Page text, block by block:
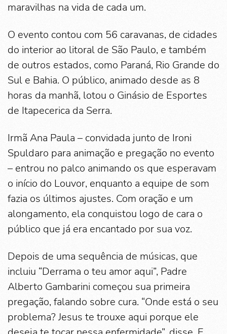
maravilhas na vida de cada um.
O evento contou com 56 caravanas, de cidades
do interior ao litoral de São Paulo, e também
de outros estados, como Paraná, Rio Grande do
Sul e Bahia. O público, animado desde as 8
horas da manhã, lotou o Ginásio de Esportes
de Itapecerica da Serra.
Irmã Ana Paula – convidada junto de Ironi
Spuldaro para animação e pregação no evento
– entrou no palco animando os que esperavam
o início do Louvor, enquanto a equipe de som
fazia os últimos ajustes. Com oração e um
alongamento, ela conquistou logo de cara o
público que já era encantado por sua voz.
Depois de uma sequência de músicas, que
incluiu “Derrama o teu amor aqui”, Padre
Alberto Gambarini começou sua primeira
pregação, falando sobre cura. “Onde está o seu
problema? Jesus te trouxe aqui porque ele